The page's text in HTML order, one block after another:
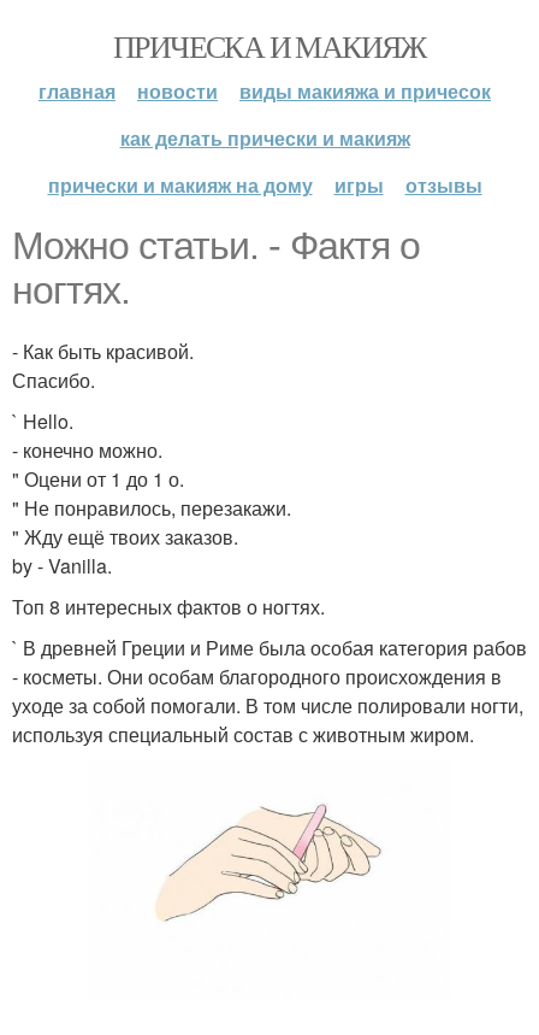
ПРИЧЕСКА И МАКИЯЖ
главная новости
виды макияжа и причесок
как делать прически и макияж
прически и макияж на дому
игры отзывы
Можно статьи. - Фактя о
ногтях.
- Как быть красивой.
Спасибо.
` Hello.
- конечно можно.
" Оцени от 1 до 1 о.
" Не понравилось, перезакажи.
" Жду ещё твоих заказов.
by - Vanilla.
Топ 8 интересных фактов о ногтях.
` В древней Греции и Риме была особая категория рабов
- косметы. Они особам благородного происхождения в
уходе за собой помогали. В том числе полировали ногти,
используя специальный состав с животным жиром.